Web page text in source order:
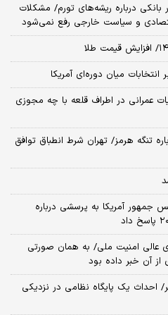
درباره ریشه‌های تورم/ مشکلات
و سیاست خارجی رفع نمی‌شود
انتخابات میان دوره‌ای آمریکا
عمرانی در اطراف قلعه با چه مجوزی
تنگه هرمز/ تهران شرط انطباق توافق
آمریکا به پرسشی درباره
عالی امنیت ملی/ به همان صورتی
از آن خبر داده بود
احداث یک پایگاه نظامی در نزدیکی